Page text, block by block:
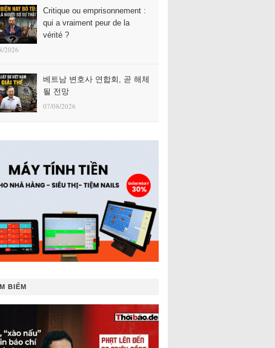
Critique ou emprisonnement :
qui a vraiment peur de la
vérité ?
2026
베트남 변호사 연합회, 곧 해체
될 전망
07/08/2026
BIẾM